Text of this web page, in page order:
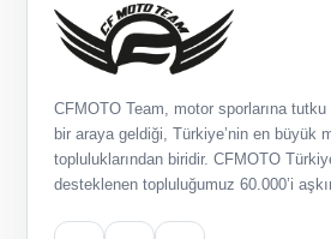
CFMOTO Team, motor sporlarına
bir araya geldiği, Türkiye’nin en büyük
topluluklarından biridir. CFMOTO
desteklenen topluluğumuz 60.000’i